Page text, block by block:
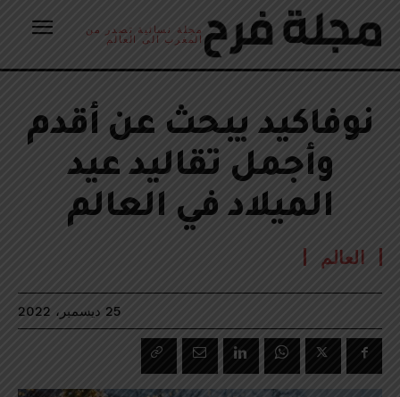
مجلة نسائية تصدر من
المغرب الى العالم
نوفاكيد يبحث عن أقدم
وأجمل تقاليد عيد
الميلاد في العالم
العالم
25 ديسمبر، 2022